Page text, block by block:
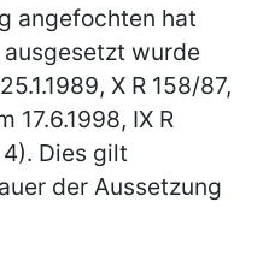
angefochten hat
wurde
X R 158/87,
17.6.1998, IX R
Dies gilt
der Aussetzung